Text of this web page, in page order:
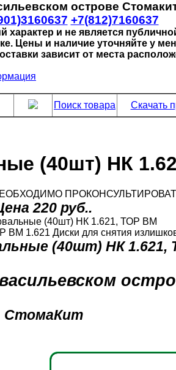
острове
+7(812)7160637
характер и не является
Цены и наличие уточняйте у
зависит от места
Поиск товара Скачать
(40шт) НК
220 руб..
1.621 Диски для снятия
(40шт) НК
СтомаКит